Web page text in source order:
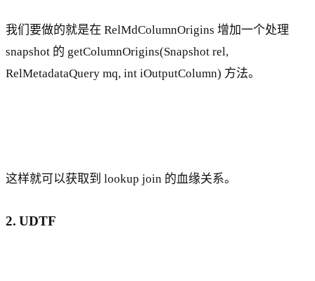
我们要做的就是在 RelMdColumnOrigins 增加一个处理
snapshot 的 getColumnOrigins(Snapshot rel,
RelMetadataQuery mq, int iOutputColumn) 方法。
这样就可以获取到 lookup join 的血缘关系。
2. UDTF